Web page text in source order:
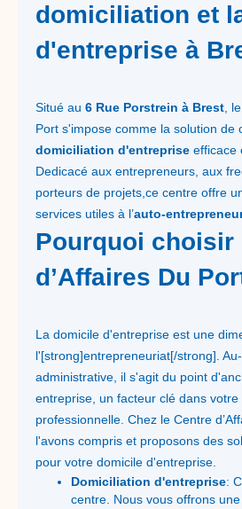
domiciliation et
d'entreprise à
Situé au 6 Rue Porstrein à Brest ,
Port s'impose comme la solution de
domiciliation d'entreprise efficace
Dedicacé aux entrepreneurs, aux
porteurs de projets,ce centre offre
services utiles à l’auto-
Pourquoi choisir
d’Affaires Du
La domicile d'entreprise est une
l'[strong]entrepreneuriat[/strong].
administrative, il s'agit du point
entreprise, un facteur clé dans votre
professionnelle. Chez le Centre
l'avons compris et proposons des
pour votre domicile d'entreprise.
Domiciliation d'entreprise:
centre. Nous vous offrons